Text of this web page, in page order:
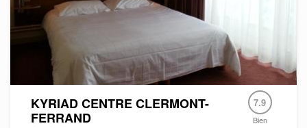
KYRIAD CENTRE CLERMONT-
FERRAND
7.9
Bien